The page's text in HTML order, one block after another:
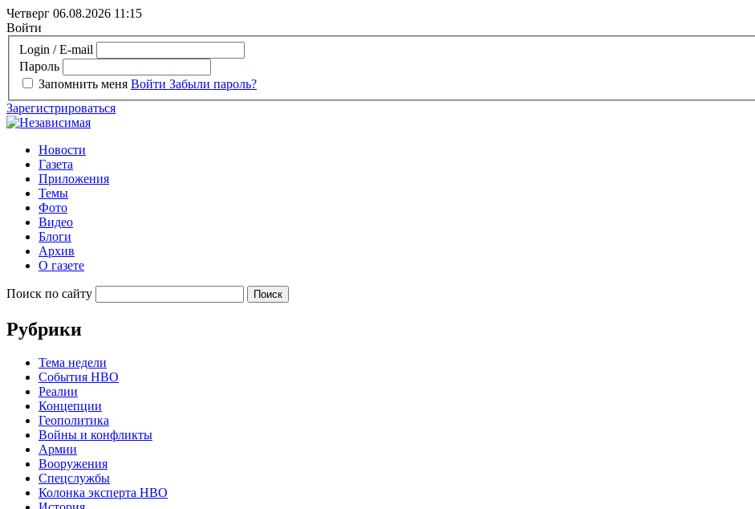
Четверг 06.08.2026 11:15
Войти
Login / E-mail
Пароль
Запомнить меня Войти Забыли пароль?
Зарегистрироваться
Новости
Газета
Приложения
Темы
Фото
Видео
Блоги
Архив
О газете
Поиск по сайту
Рубрики
Тема недели
События НВО
Реалии
Концепции
Геополитика
Войны и конфликты
Армии
Вооружения
Спецслужбы
Колонка эксперта НВО